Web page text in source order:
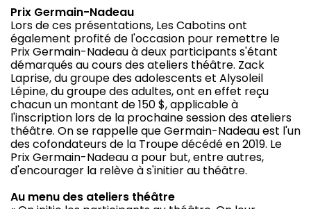
Prix Germain-Nadeau
Lors de ces présentations, Les Cabotins ont
également profité de l'occasion pour remettre le
Prix Germain-Nadeau à deux participants s'étant
démarqués au cours des ateliers théâtre. Zack
Laprise, du groupe des adolescents et Alysoleil
Lépine, du groupe des adultes, ont en effet reçu
chacun un montant de 150 $, applicable à
l'inscription lors de la prochaine session des ateliers
théâtre. On se rappelle que Germain-Nadeau est l'un
des cofondateurs de la Troupe décédé en 2019. Le
Prix Germain-Nadeau a pour but, entre autres,
d'encourager la relève à s'initier au théâtre.
Au menu des ateliers théâtre